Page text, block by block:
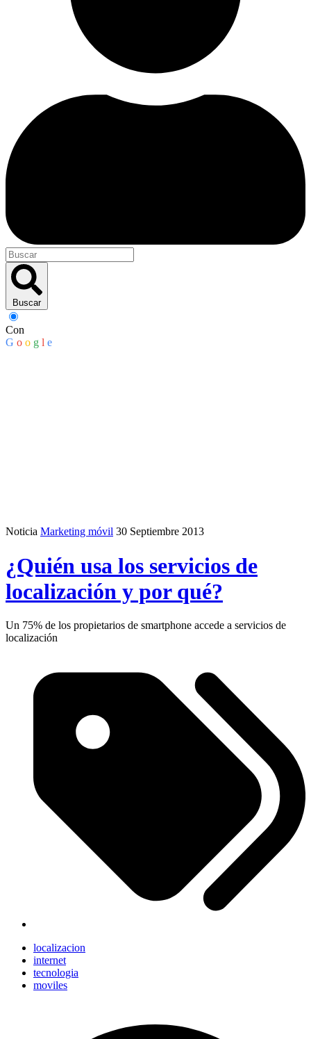
Buscar
Con
G o o g l e
Noticia Marketing móvil 30 Septiembre 2013
¿Quién usa los servicios de
localización y por qué?
Un 75% de los propietarios de smartphone accede a servicios de
localización
localizacion
internet
tecnologia
moviles